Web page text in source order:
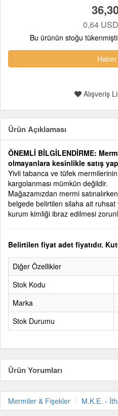
0,64
Bu ürünün stoğu
Alışveriş
Ürün Açıklaması
ÖNEMLİ BİLGİLENDİRME:
olmayanlara kesinlikle satış
Yivli tabanca ve tüfek
kargolanması mümkün değildir.
Mağazamızdan mermi
belgede belirtilen silaha ait ruhsat
kurum kimliği ibraz edilmesi
Belirtilen fiyat adet fiyatıdır.
Diğer Özellikler
Stok Kodu
Marka
Stok Durumu
Ürün Yorumları
Mermiler & Fişekler M.K.E. -